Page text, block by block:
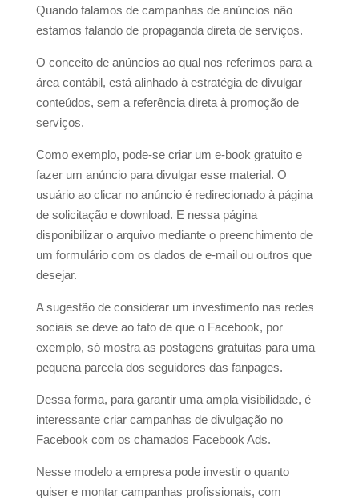
Quando falamos de campanhas de anúncios não
estamos falando de propaganda direta de serviços.
O conceito de anúncios ao qual nos referimos para a
área contábil, está alinhado à estratégia de divulgar
conteúdos, sem a referência direta à promoção de
serviços.
Como exemplo, pode-se criar um e-book gratuito e
fazer um anúncio para divulgar esse material. O
usuário ao clicar no anúncio é redirecionado à página
de solicitação e download. E nessa página
disponibilizar o arquivo mediante o preenchimento de
um formulário com os dados de e-mail ou outros que
desejar.
A sugestão de considerar um investimento nas redes
sociais se deve ao fato de que o Facebook, por
exemplo, só mostra as postagens gratuitas para uma
pequena parcela dos seguidores das fanpages.
Dessa forma, para garantir uma ampla visibilidade, é
interessante criar campanhas de divulgação no
Facebook com os chamados Facebook Ads.
Nesse modelo a empresa pode investir o quanto
quiser e montar campanhas profissionais, com